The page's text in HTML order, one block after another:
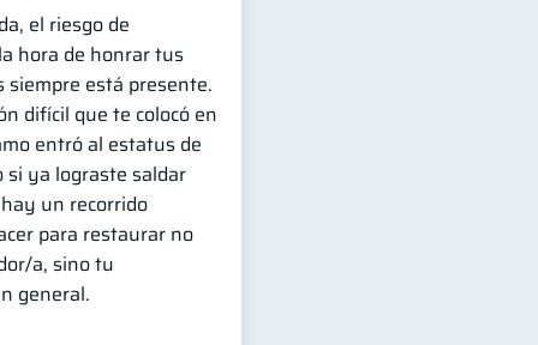
el riesgo de
hora de honrar tus
siempre está presente.
difícil que te colocó en
entró al estatus de
si ya lograste saldar
un recorrido
para restaurar no
a, sino tu
general.